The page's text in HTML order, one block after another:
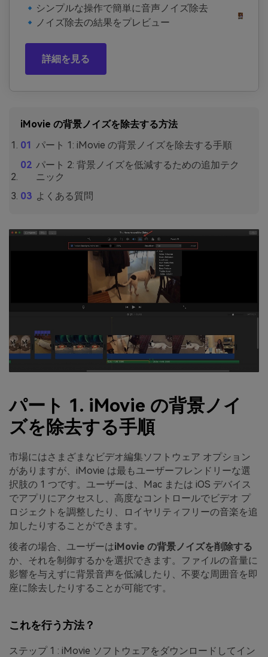
🔹シンプルな操作で簡単に音声ノイズ除去
🔹ノイズ除去の結果をプレビュー
詳細を見る
iMovie の背景ノイズを除去する方法
パート 1: iMovie の背景ノイズを除去する手順
パート 2: 背景ノイズを低減するための追加テク
ニック
よくある質問
パート 1. iMovie の背景ノイ
ズを除去する手順
市場にはさまざまなビデオ編集ソフトウェア オプション
がありますが、iMovie は最もユーザーフレンドリーな選
択肢の 1 つです。ユーザーは、Mac または iOS デバイス
でアプリにアクセスし、高度なコントロールでビデオ プ
ロジェクトを調整したり、ロイヤリティフリーの音楽を追
加したりすることができます。
後者の場合、ユーザーはiMovie の背景ノイズを削除する
か、それを制御するかを選択できます。ファイルの音量に
影響を与えずに背景音声を低減したり、不要な周囲音を即
座に除去したりすることが可能です。
これを行う方法？
ステップ 1 : iMovie ソフトウェアをダウンロードしてイン